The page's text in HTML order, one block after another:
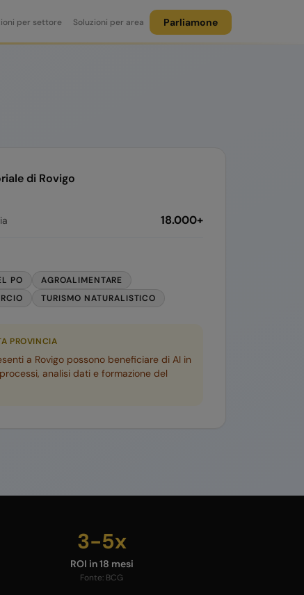
per settore Soluzioni per area Parliamone
di Rovigo
18.000+
PO
AGROALIMENTARE
TURISMO NATURALISTICO
PROVINCIA
a Rovigo possono beneficiare di AI in
analisi dati e formazione del
3-5x
ROI in 18 mesi
Fonte: BCG